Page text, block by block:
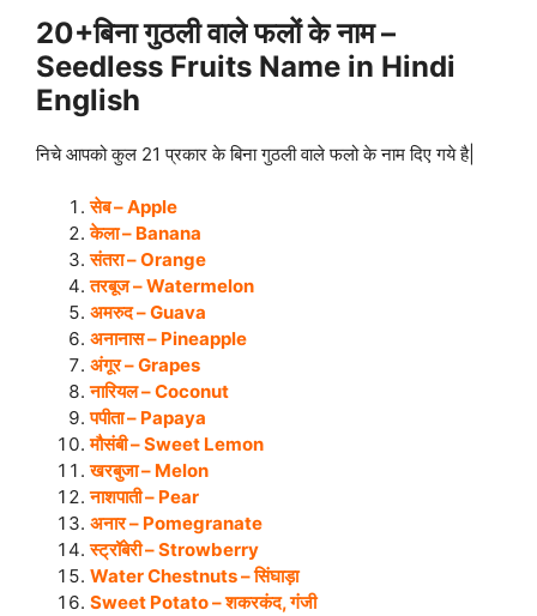
20+बिना गुठली वाले फलों के नाम –
Seedless Fruits Name in Hindi
English
निचे आपको कुल 21 प्रकार के बिना गुठली वाले फलो के नाम दिए गये है|
सेब – Apple
केला – Banana
संतरा – Orange
तरबूज – Watermelon
अमरुद – Guava
अनानास – Pineapple
अंगूर – Grapes
नारियल – Coconut
पपीता – Papaya
मौसंबी – Sweet Lemon
खरबुजा – Melon
नाशपाती – Pear
अनार – Pomegranate
स्ट्रॉबेरी – Strowberry
Water Chestnuts – सिंघाड़ा
Sweet Potato – शकरकंद, गंजी